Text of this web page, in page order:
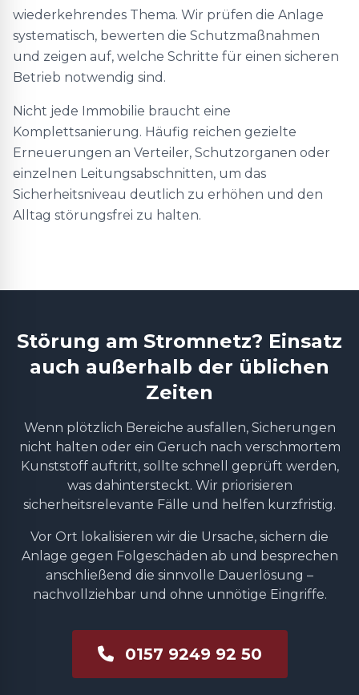
wiederkehrendes Thema. Wir prüfen die Anlage
systematisch, bewerten die Schutzmaßnahmen
und zeigen auf, welche Schritte für einen sicheren
Betrieb notwendig sind.
Nicht jede Immobilie braucht eine
Komplettsanierung. Häufig reichen gezielte
Erneuerungen an Verteiler, Schutzorganen oder
einzelnen Leitungsabschnitten, um das
Sicherheitsniveau deutlich zu erhöhen und den
Alltag störungsfrei zu halten.
Störung am Stromnetz? Einsatz
auch außerhalb der üblichen
Zeiten
Wenn plötzlich Bereiche ausfallen, Sicherungen
nicht halten oder ein Geruch nach verschmortem
Kunststoff auftritt, sollte schnell geprüft werden,
was dahintersteckt. Wir priorisieren
sicherheitsrelevante Fälle und helfen kurzfristig.
Vor Ort lokalisieren wir die Ursache, sichern die
Anlage gegen Folgeschäden ab und besprechen
anschließend die sinnvolle Dauerlösung –
nachvollziehbar und ohne unnötige Eingriffe.
0157 9249 92 50